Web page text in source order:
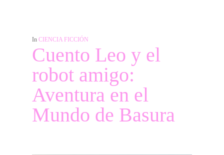
In CIENCIA FICCIÓN
Cuento Leo y el
robot amigo:
Aventura en el
Mundo de Basura